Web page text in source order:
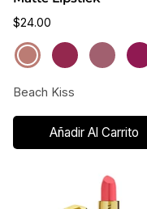
$24.00
Beach
Kiss
Candy
Kiss
First
Kiss
Beach Kiss
Añadir Al Carrito